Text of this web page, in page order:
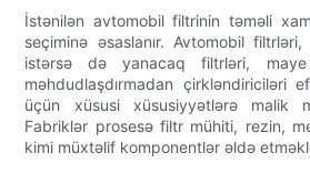
İstənilən avtomobil filtrinin təməli
seçiminə əsaslanır. Avtomobil
istərsə də yanacaq filtrləri,
məhdudlaşdırmadan çirkləndiriciləri
üçün xüsusi xüsusiyyətlərə malik
Fabriklər prosesə filtr mühiti, rezin,
kimi müxtəlif komponentlər əldə